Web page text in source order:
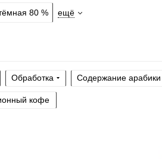
80 % ещё
Обработка Содержание арабики
кофе